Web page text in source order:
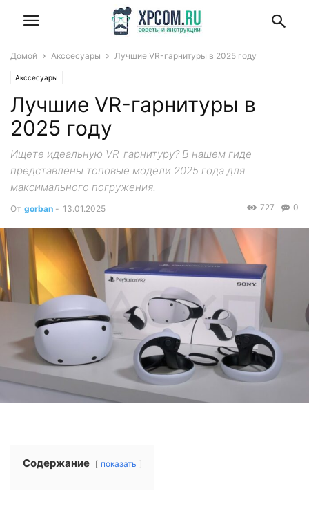
Домой Акссесуары Лучшие VR-гарнитуры в 2025 году
Акссесуары
Лучшие VR-гарнитуры в
2025 году
Ищете идеальную VR-гарнитуру? В нашем гиде
представлены топовые модели 2025 года для
максимального погружения.
От gorban - 13.01.2025 0
727
Содержание показать